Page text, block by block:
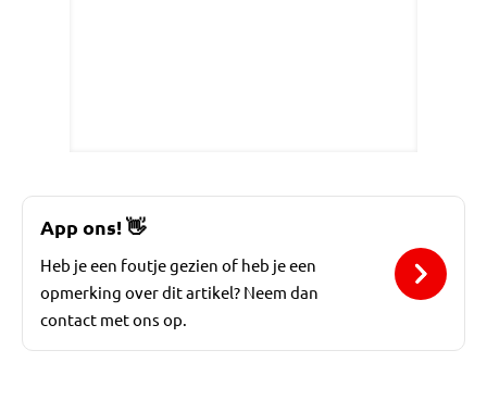
App ons!👋
Heb je een foutje gezien of heb je een
opmerking over dit artikel? Neem dan
contact met ons op.